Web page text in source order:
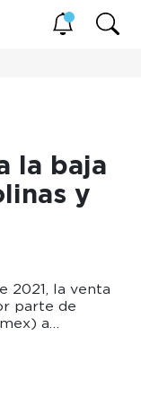
la baja
y
2021, la venta
parte de
a…